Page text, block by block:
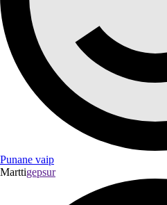
Punane vaip
Marttigepsur